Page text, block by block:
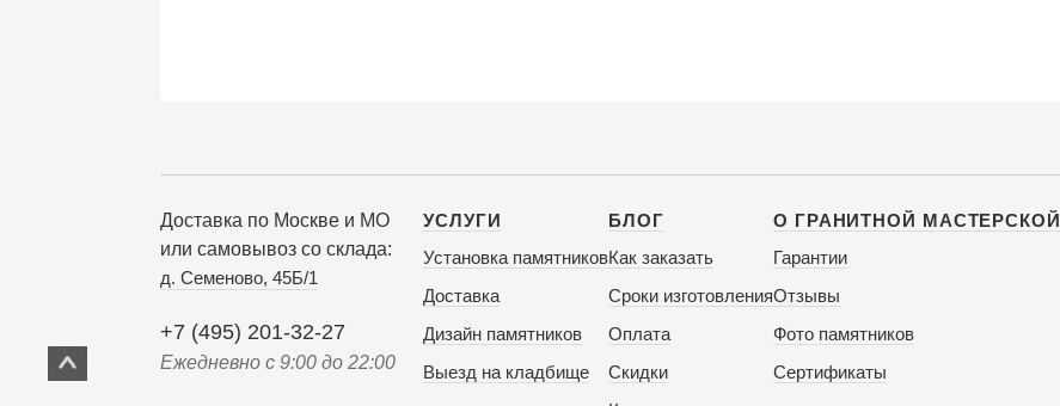
Доставка по Москве и МО
или самовывоз со склада:
д. Семеново, 45Б/1
+7 (495) 201-32-27
Ежедневно с 9:00 до 22:00
УСЛУГИ
Установка памятников
Доставка
Дизайн памятников
Выезд на кладбище
БЛОГ
Как заказать
Сроки изготовления
Оплата
Скидки
О ГРАНИТНОЙ МАСТЕРСКОЙ
Гарантии
Отзывы
Фото памятников
Сертификаты